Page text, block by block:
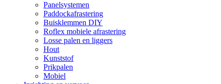
Panelsystemen
Paddockafrastering
Buisklemmen DIY
Roflex mobiele afrastering
Losse palen en liggers
Hout
Kunststof
Prikpalen
Mobiel